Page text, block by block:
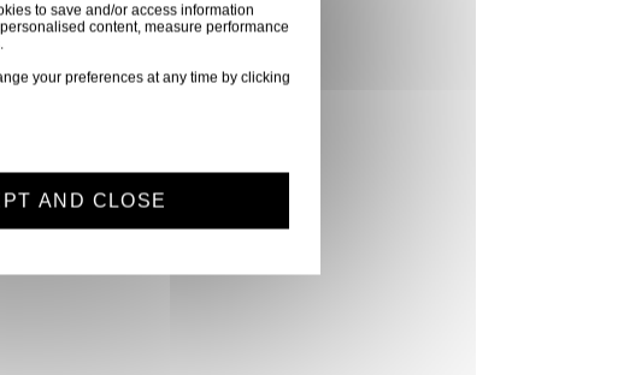
to save and/or access information
content, measure performance
your preferences at any time by clicking
AND CLOSE